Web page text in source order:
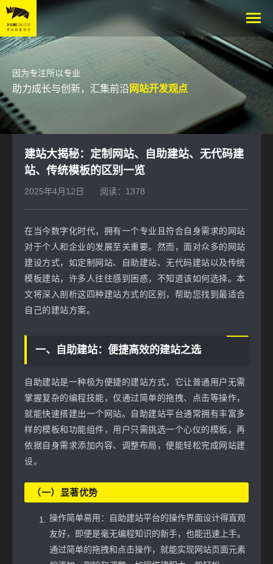
因为专注所以专业
助力成长与创新，汇集前沿网站开发观点
建站大揭秘：定制网站、自助建站、无代码建
站、传统模板的区别一览
2025年4月12日 阅读：1378
在当今数字化时代，拥有一个专业且符合自身需求的网站
对于个人和企业的发展至关重要。然而，面对众多的网站
建设方式，如定制网站、自助建站、无代码建站以及传统
模板建站，许多人往往感到困惑，不知道该如何选择。本
文将深入剖析这四种建站方式的区别，帮助您找到最适合
自己的建站方案。
一、自助建站：便捷高效的建站之选
自助建站是一种极为便捷的建站方式，它让普通用户无需
掌握复杂的编程技能，仅通过简单的拖拽、点击等操作，
就能快速搭建出一个网站。自助建站平台通常拥有丰富多
样的模板和功能组件，用户只需挑选一个心仪的模板，再
依据自身需求添加内容、调整布局，便能轻松完成网站建
设。
（一）显著优势
操作简单易用：自助建站平台的操作界面设计得直观
友好，即便是毫无编程知识的新手，也能迅速上手。
通过简单的拖拽和点击操作，就能实现网站页面元素